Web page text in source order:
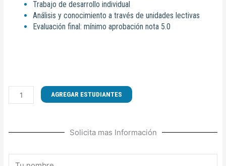
Trabajo de desarrollo individual
Análisis y conocimiento a través de unidades lectivas
Evaluación final: mínimo aprobación nota 5.0
CURSO
DE
AGREGAR ESTUDIANTES
Solicita mas Información